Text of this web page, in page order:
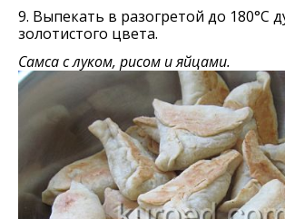
9. Выпекать в разогретой до 180°С
золотистого цвета.
Самса с луком, рисом и яйцами.